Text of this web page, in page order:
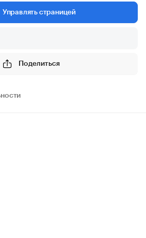
Управлять страницей
Поделиться